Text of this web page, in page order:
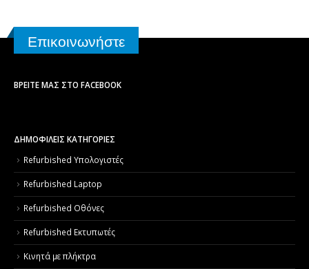
Επικοινωνήστε
ΒΡΕΊΤΕ ΜΑΣ ΣΤΟ FACEBOOK
ΔΗΜΟΦΙΛΕΙΣ ΚΑΤΗΓΟΡΙΕΣ
Refurbished Υπολογιστές
Refurbished Laptop
Refurbished Οθόνες
Refurbished Εκτυπωτές
Κινητά με πλήκτρα